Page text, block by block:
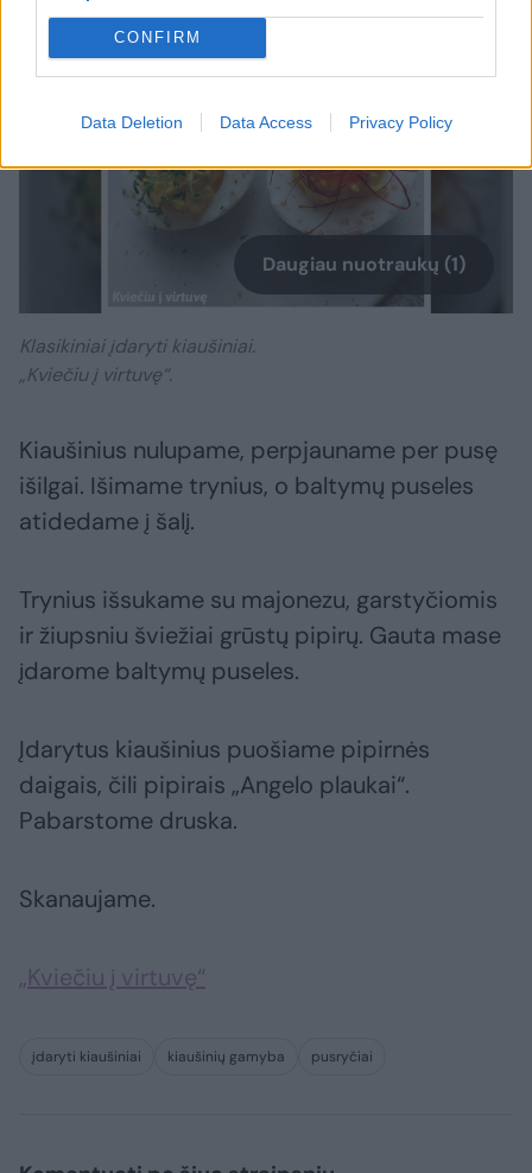
CONFIRM
Data Deletion Data Access Privacy Policy
Daugiau nuotraukų (1)
Klasikiniai įdaryti kiaušiniai.
„Kviečiu į virtuvę“.
Kiaušinius nulupame, perpjauname per pusę
išilgai. Išimame trynius, o baltymų puseles
atidedame į šalį.
Trynius išsukame su majonezu, garstyčiomis
ir žiupsniu šviežiai grūstų pipirų. Gauta mase
įdarome baltymų puseles.
Įdarytus kiaušinius puošiame pipirnės
daigais, čili pipirais „Angelo plaukai“.
Pabarstome druska.
Skanaujame.
„Kviečiu į virtuvę“
įdaryti kiaušiniai kiaušinių gamyba pusryčiai